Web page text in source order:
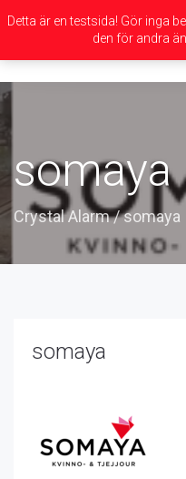
navigation
somaya
Crystal Alarm/somaya
somaya
Detta är en testsida! Gör inga
den för andra